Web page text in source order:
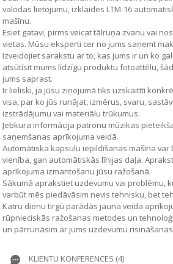
valodas lietojumu, izklaides LTM-16
mašīnu.
Esiet gatavi, pirms veicat tālruņa zvanu vai
vietas. Mūsu eksperti cer no jums saņemt
Izveidojiet sarakstu ar to, kas jums ir un ko
atsūtīsit mums līdzīgu produktu fotoattēlu,
jums saprast.
Ir lieliski, ja jūsu ziņojumā tiks uzskaitīti
visa, par ko jūs runājat, izmērus, svaru,
izstrādājumu vai materiālu trūkumus.
Jebkura informācija patronu mūzikas
saņemšanas aprīkojuma veidā.
Automātiska kapsulu iepildīšanas mašīna var
vienība, gan automātiskās līnijas daļa.
aprīkojuma izmantošanu jūsu ražošanā.
Sākumā aprakstiet uzdevumu vai problēmu,
varbūt mēs piedāvāsim nevis tehnisku, bet
Katru dienu tirgū parādās jauna veida
rūpnieciskās ražošanas metodes un
un pārrunāsim ar jums uzdevumu
KLIENTU KONFERENCES (4)